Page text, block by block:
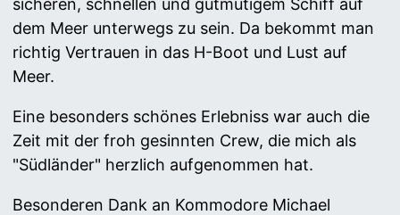
sicheren, schnellen und gutmütigem Schiff auf
dem Meer unterwegs zu sein. Da bekommt man
richtig Vertrauen in das H-Boot und Lust auf
Meer.
Eine besonders schönes Erlebniss war auch die
Zeit mit der froh gesinnten Crew, die mich als
"Südländer" herzlich aufgenommen hat.
Besonderen Dank an Kommodore Michael